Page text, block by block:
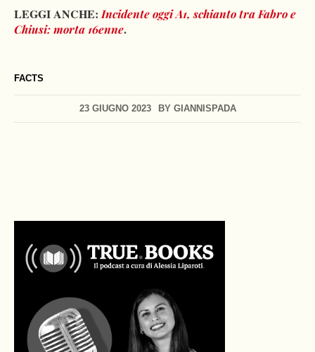
FACTS
23 GIUGNO 2023 BY GIANNISPADA
LEGGI ANCHE: Incidente oggi A1, schianto tra Fabro e
Chiusi: morta 16enne.